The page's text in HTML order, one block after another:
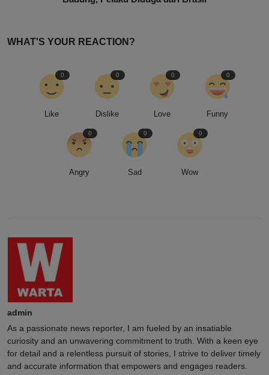
WHAT'S YOUR REACTION?
Like
0
Dislike
0
Love
0
Funny
0
Angry
0
Sad
0
Wow
0
admin
As a passionate news reporter, I am fueled by an insatiable
curiosity and an unwavering commitment to truth. With a keen eye
for detail and a relentless pursuit of stories, I strive to deliver timely
and accurate information that empowers and engages readers.